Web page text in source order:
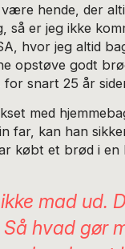
hende, der
så er jeg ikke
hvor jeg altid
opstøve godt
snart 25 år
med
far, kan han
købt et brød i en
mad ud.
hvad gør